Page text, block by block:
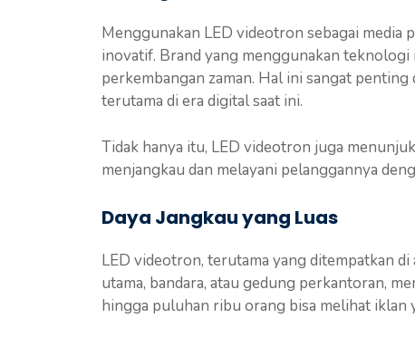
Menggunakan LED videotron sebagai media
inovatif. Brand yang menggunakan
perkembangan zaman. Hal ini sangat
terutama di era digital saat ini.
Tidak hanya itu, LED videotron juga
menjangkau dan melayani pelanggannya
Daya Jangkau yang Luas
LED videotron, terutama yang ditempatkan
utama, bandara, atau gedung perkantoran,
hingga puluhan ribu orang bisa melihat iklan